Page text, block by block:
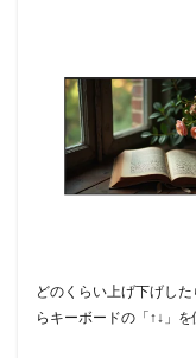
どのくらい上げ下げし
らキーボードの「↑↓」